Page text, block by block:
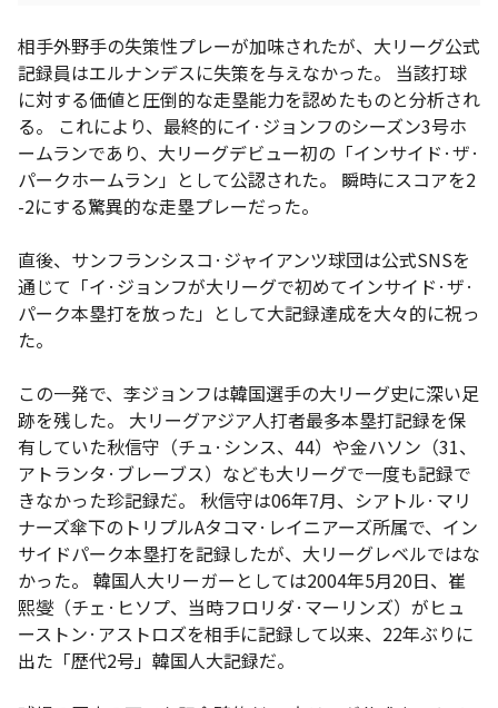
相手外野手の失策性プレーが加味されたが、大リーグ公式
記録員はエルナンデスに失策を与えなかった。 当該打球
に対する価値と圧倒的な走塁能力を認めたものと分析され
る。 これにより、最終的にイ·ジョンフのシーズン3号ホ
ームランであり、大リーグデビュー初の「インサイド·ザ·
パークホームラン」として公認された。 瞬時にスコアを2
-2にする驚異的な走塁プレーだった。
直後、サンフランシスコ·ジャイアンツ球団は公式SNSを
通じて「イ·ジョンフが大リーグで初めてインサイド·ザ·
パーク本塁打を放った」として大記録達成を大々的に祝っ
た。
この一発で、李ジョンフは韓国選手の大リーグ史に深い足
跡を残した。 大リーグアジア人打者最多本塁打記録を保
有していた秋信守（チュ·シンス、44）や金ハソン（31、
アトランタ·ブレーブス）なども大リーグで一度も記録で
きなかった珍記録だ。 秋信守は06年7月、シアトル·マリ
ナーズ傘下のトリプルAタコマ·レイニアーズ所属で、イン
サイドパーク本塁打を記録したが、大リーグレベルではな
かった。 韓国人大リーガーとしては2004年5月20日、崔
熙燮（チェ·ヒソプ、当時フロリダ·マーリンズ）がヒュ
ーストン·アストロズを相手に記録して以来、22年ぶりに
出た「歴代2号」韓国人大記録だ。